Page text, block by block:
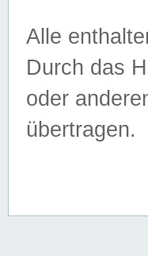
Alle
Durch das
oder
übertragen.